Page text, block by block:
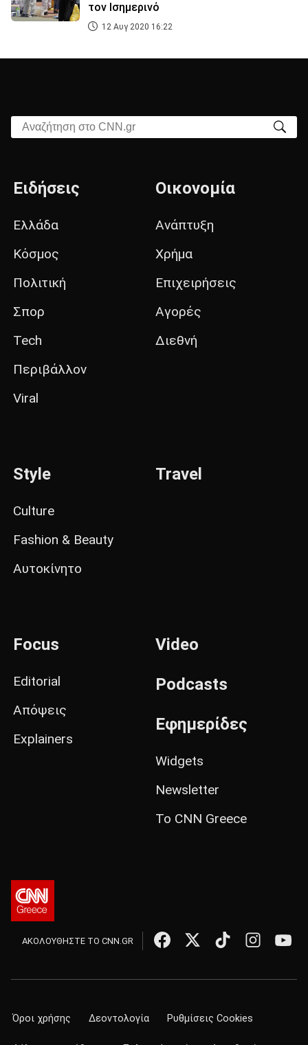
τον Ισημερινό
12 Αυγ 2020 16:22
Αναζήτηση στο CNN.gr
Ειδήσεις
Ελλάδα
Κόσμος
Πολιτική
Σπορ
Tech
Περιβάλλον
Viral
Οικονομία
Ανάπτυξη
Χρήμα
Επιχειρήσεις
Αγορές
Διεθνή
Style
Culture
Fashion & Beauty
Αυτοκίνητο
Travel
Focus
Editorial
Απόψεις
Explainers
Video
Podcasts
Εφημερίδες
Widgets
Newsletter
Το CNN Greece
ΑΚΟΛΟΥΘΗΣΤΕ ΤΟ CNN.GR
Όροι χρήσης Δεοντολογία Ρυθμίσεις Cookies